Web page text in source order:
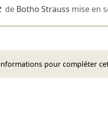
de Botho Strauss mise en
pour compléter